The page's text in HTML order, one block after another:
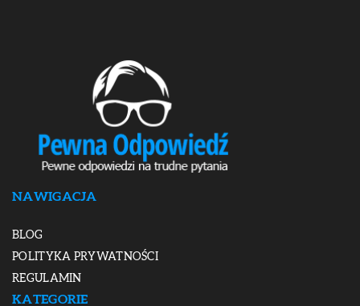
NAWIGACJA
BLOG
POLITYKA PRYWATNOŚCI
REGULAMIN
KATEGORIE